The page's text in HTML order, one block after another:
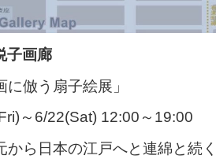
子画廊
に倣う扇子絵展」
～6/22(Sat) 12:00～19:00
から日本の江戸へと連綿と続